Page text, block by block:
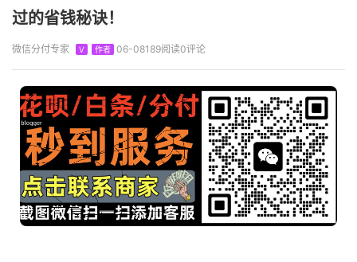
过的省钱秘诀！
微信分付专家 V 作者 06-08189阅读0评论